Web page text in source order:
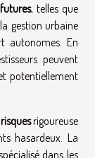
, telles que
gestion urbaine
autonomes. En
peuvent
potentiellement
rigoureuse
hasardeux. La
dans les